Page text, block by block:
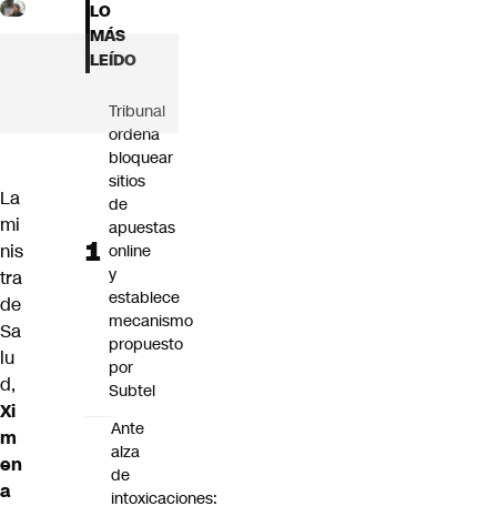
La
mi
nis
tra
de
Sa
lu
d,
Xi
m
en
a
LO
MÁS
LEÍDO
Tribunal
ordena
bloquear
sitios
de
apuestas
online
y
establece
mecanismo
propuesto
por
Subtel
Ante
alza
de
intoxicaciones: